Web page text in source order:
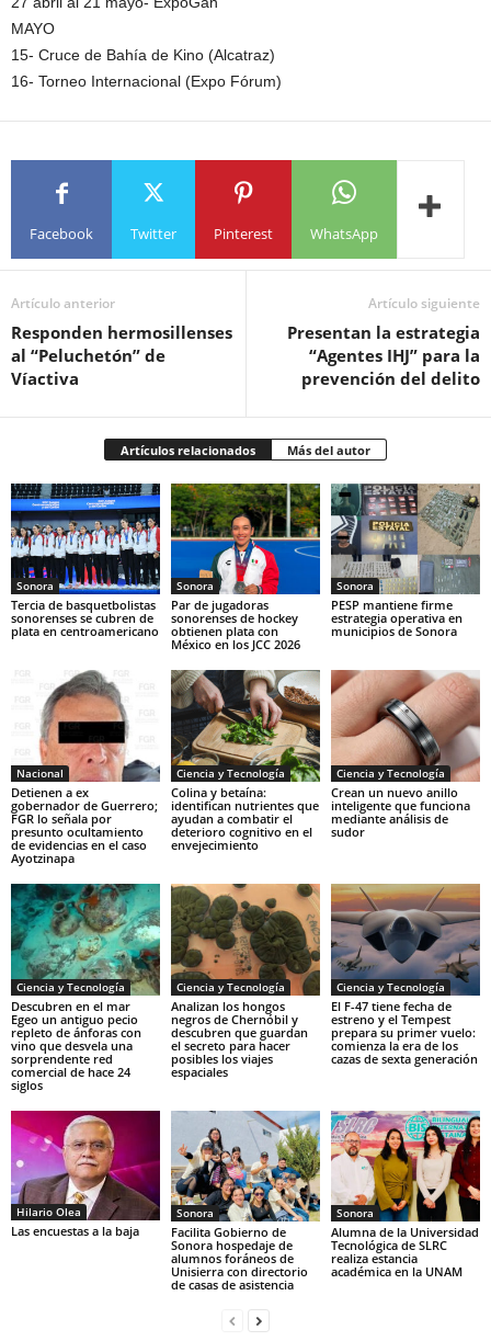
MAYO
15- Cruce de Bahía de Kino (Alcatraz)
16- Torneo Internacional (Expo Fórum)
Facebook Twitter Pinterest WhatsApp
Artículo anterior
Responden hermosillenses
al “Peluchetón” de
Víactiva
Artículo siguiente
Presentan la estrategia
“Agentes IHJ” para la
prevención del delito
Artículos relacionados Más del autor
Sonora
Tercia de basquetbolistas
sonorenses se cubren de
plata en centroamericano
Sonora
Par de jugadoras
sonorenses de hockey
obtienen plata con
México en los JCC 2026
Sonora
PESP mantiene firme
estrategia operativa en
municipios de Sonora
Nacional
Detienen a ex
gobernador de Guerrero;
FGR lo señala por
presunto ocultamiento
de evidencias en el caso
Ayotzinapa
Ciencia y Tecnología
Colina y betaína:
identifican nutrientes que
ayudan a combatir el
deterioro cognitivo en el
envejecimiento
Ciencia y Tecnología
Crean un nuevo anillo
inteligente que funciona
mediante análisis de
sudor
Ciencia y Tecnología
Descubren en el mar
Egeo un antiguo pecio
repleto de ánforas con
vino que desvela una
sorprendente red
comercial de hace 24
siglos
Ciencia y Tecnología
Analizan los hongos
negros de Chernóbil y
descubren que guardan
el secreto para hacer
posibles los viajes
espaciales
Ciencia y Tecnología
El F-47 tiene fecha de
estreno y el Tempest
prepara su primer vuelo:
comienza la era de los
cazas de sexta generación
Hilario Olea
Las encuestas a la baja
Sonora
Facilita Gobierno de
Sonora hospedaje de
alumnos foráneos de
Unisierra con directorio
de casas de asistencia
Sonora
Alumna de la Universidad
Tecnológica de SLRC
realiza estancia
académica en la UNAM